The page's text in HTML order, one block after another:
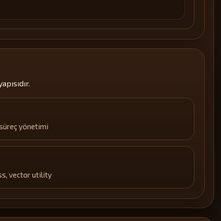
yönetimi
vector utility